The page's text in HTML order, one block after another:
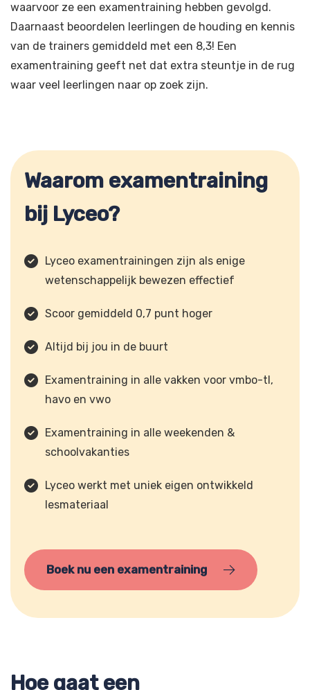
waarvoor ze een examentraining hebben gevolgd.
Daarnaast beoordelen leerlingen de houding en kennis
van de trainers gemiddeld met een 8,3! Een
examentraining geeft net dat extra steuntje in de rug
waar veel leerlingen naar op zoek zijn.
Waarom examentraining
bij Lyceo?
Lyceo examentrainingen zijn als enige
wetenschappelijk bewezen effectief
Scoor gemiddeld 0,7 punt hoger
Altijd bij jou in de buurt
Examentraining in alle vakken voor vmbo-tl,
havo en vwo
Examentraining in alle weekenden &
schoolvakanties
Lyceo werkt met uniek eigen ontwikkeld
lesmateriaal
Boek nu een examentraining
Hoe gaat een